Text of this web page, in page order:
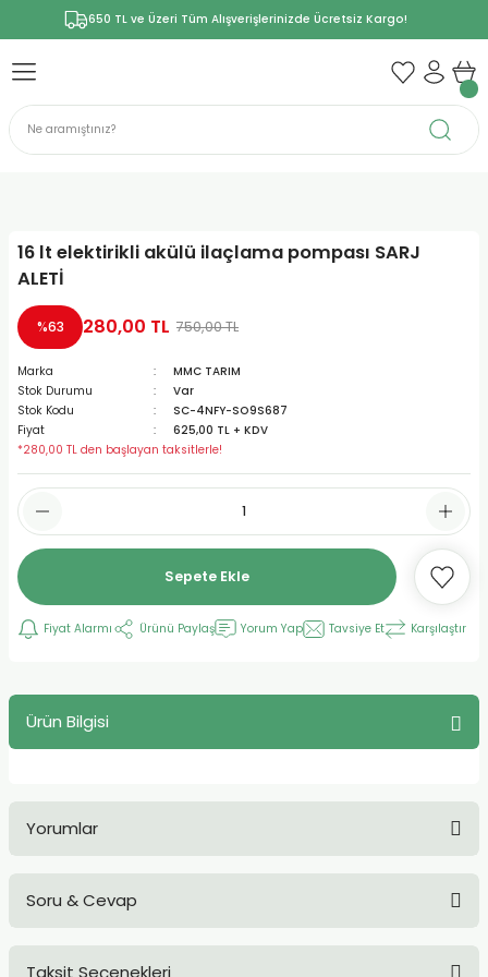
650 TL ve Üzeri Tüm Alışverişlerinizde Ücretsiz Kargo!
16 lt elektirikli akülü ilaçlama pompası SARJ
ALETİ
%63 280,00 TL 750,00 TL
Marka
MMC TARIM
Stok Durumu
Var
Stok Kodu
SC-4NFY-SO9S687
Fiyat
625,00 TL + KDV
*280,00 TL den başlayan taksitlerle!
Sepete Ekle
Fiyat Alarmı Ürünü Paylaş Yorum Yap Tavsiye Et Karşılaştır
Ürün Bilgisi
Yorumlar
Soru & Cevap
Taksit Seçenekleri